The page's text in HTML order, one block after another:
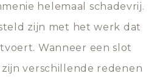
helemaal schadevrij.
zijn met het werk dat
Wanneer een slot
zijn verschillende redenen